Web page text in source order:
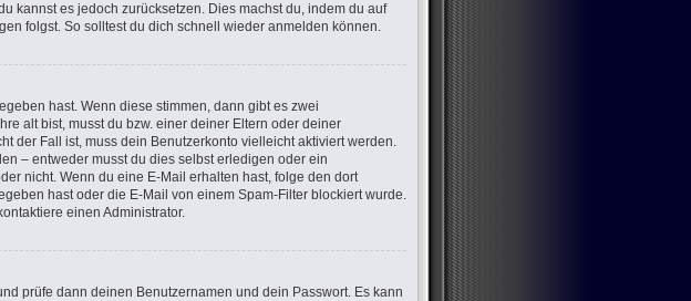
kannst es jedoch zurücksetzen. Dies machst du, indem du auf
folgst. So solltest du dich schnell wieder anmelden können.
hast. Wenn diese stimmen, dann gibt es zwei
alt bist, musst du bzw. einer deiner Eltern oder deiner
der Fall ist, muss dein Benutzerkonto vielleicht aktiviert werden.
– entweder musst du dies selbst erledigen oder ein
nicht. Wenn du eine E-Mail erhalten hast, folge den dort
hast oder die E-Mail von einem Spam-Filter blockiert wurde.
einen Administrator.
prüfe dann deinen Benutzernamen und dein Passwort. Es kann